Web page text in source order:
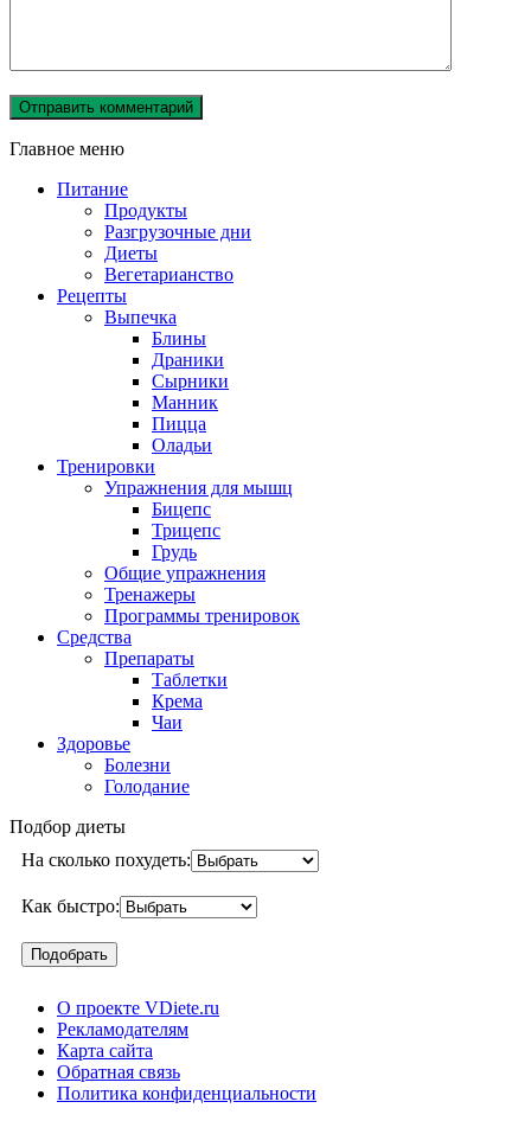
Главное меню
Питание
Продукты
Разгрузочные дни
Диеты
Вегетарианство
Рецепты
Выпечка
Блины
Драники
Сырники
Манник
Пицца
Оладьи
Тренировки
Упражнения для мышц
Бицепс
Трицепс
Грудь
Общие упражнения
Тренажеры
Программы тренировок
Средства
Препараты
Таблетки
Крема
Чаи
Здоровье
Болезни
Голодание
Подбор диеты
На сколько похудеть:
Как быстро:
О проекте VDiete.ru
Рекламодателям
Карта сайта
Обратная связь
Политика конфиденциальности